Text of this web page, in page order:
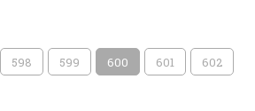
598 599 600 601 602